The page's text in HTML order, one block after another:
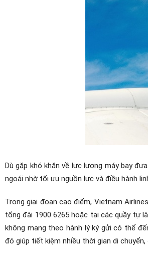
Dù gặp khó khăn về lực lượng máy bay
ngoái nhờ tối ưu nguồn lực và điều hành
Trong giai đoạn cao điểm, Vietnam
tổng đài 1900 6265 hoặc tại các quầy tự
không mang theo hành lý ký gửi có thể
đó giúp tiết kiệm nhiều thời gian di